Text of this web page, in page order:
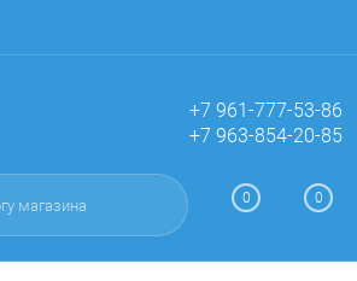
Вход Регистрация
+7 961-777-53-86
+7 963-854-20-85
0 0